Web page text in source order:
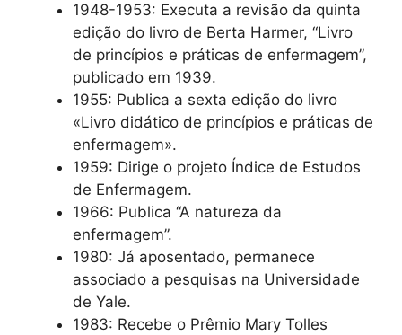
1948-1953: Executa a revisão da quinta
edição do livro de Berta Harmer, “Livro
de princípios e práticas de enfermagem”,
publicado em 1939.
1955: Publica a sexta edição do livro
«Livro didático de princípios e práticas de
enfermagem».
1959: Dirige o projeto Índice de Estudos
de Enfermagem.
1966: Publica “A natureza da
enfermagem”.
1980: Já aposentado, permanece
associado a pesquisas na Universidade
de Yale.
1983: Recebe o Prêmio Mary Tolles